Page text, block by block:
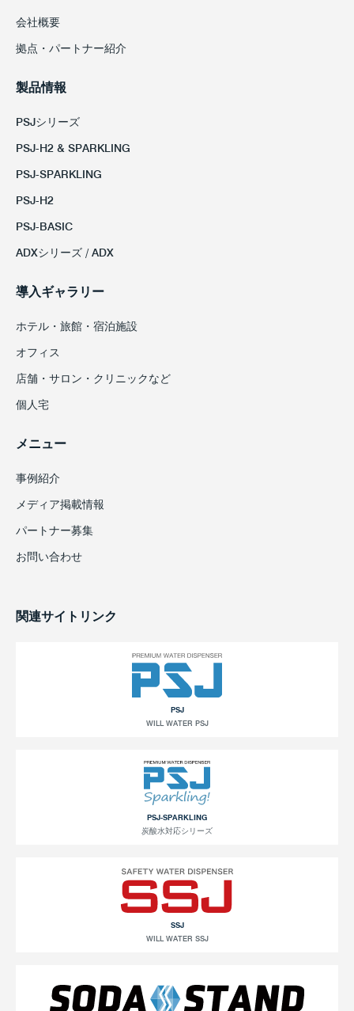
会社概要
拠点・パートナー紹介
製品情報
PSJシリーズ
PSJ-H2 & SPARKLING
PSJ-SPARKLING
PSJ-H2
PSJ-BASIC
ADXシリーズ / ADX
導入ギャラリー
ホテル・旅館・宿泊施設
オフィス
店舗・サロン・クリニックなど
個人宅
メニュー
事例紹介
メディア掲載情報
パートナー募集
お問い合わせ
関連サイトリンク
PSJ
WILL WATER PSJ
PSJ-SPARKLING
炭酸水対応シリーズ
SSJ
WILL WATER SSJ